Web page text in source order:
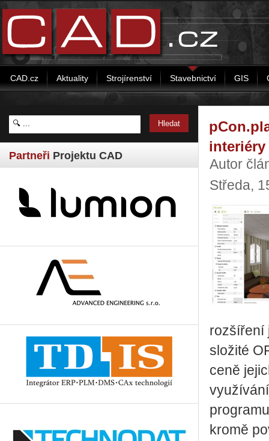
CAD.cz Aktuality Strojírenství Stavebnictví GIS
Partneři Projektu CAD
Autor
Středa,
rozšíření
složité
ceně
kromě